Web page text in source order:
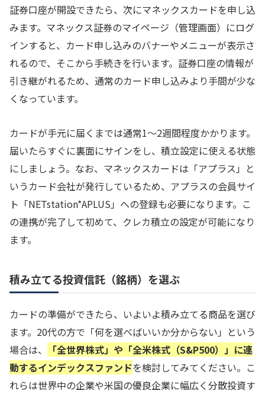
証券口座が開設できたら、次にマネックスカードを申し込
みます。マネックス証券のマイページ（管理画面）にログ
インすると、カード申し込みのバナーやメニューが表示さ
れるので、そこから手続きを行います。証券口座の情報が
引き継がれるため、通常のカード申し込みより手間が少な
くなっています。
カードが手元に届くまでは通常1〜2週間程度かかります。
届いたらすぐに裏面にサインをし、積立設定に使える状態
にしましょう。なお、マネックスカードは「アプラス」と
いうカード会社が発行しているため、アプラスの会員サイ
ト「NETstation*APLUS」への登録も必要になります。こ
の連携が完了して初めて、クレカ積立の設定が可能になり
ます。
積み立てる投資信託（銘柄）を選ぶ
カードの準備ができたら、いよいよ積み立てる商品を選び
ます。20代の方で「何を選べばいいか分からない」という
場合は、
「全世界株式」や「全米株式（S&P500）」に連
動するインデックスファンドを検討してみてください。こ
れらは世界中の企業や米国の優良企業に幅広く分散投資す